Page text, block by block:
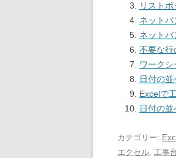
リスト
ネット
ネット
不要な
ワークシ
日付の
Excelで
日付の
カテゴリー:
エクセル, 工事